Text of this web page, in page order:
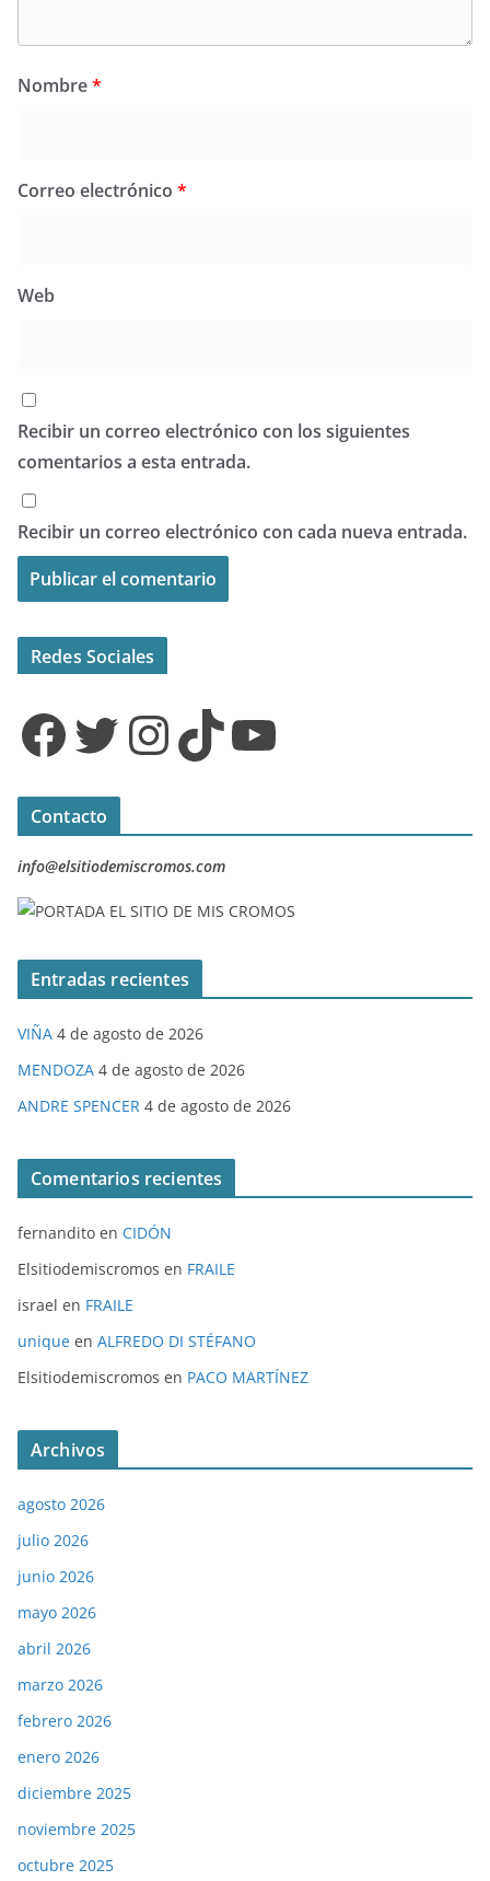
Nombre*
Correo electrónico *
Web
Recibir un correo electrónico con los siguientes
comentarios a esta entrada.
Recibir un correo electrónico con cada nueva entrada.
Redes Sociales
Facebook Twitter InstagramTikTok YouTube
Contacto
info@elsitiodemiscromos.com
Entradas recientes
VIÑA 4 de agosto de 2026
MENDOZA 4 de agosto de 2026
ANDRE SPENCER 4 de agosto de 2026
Comentarios recientes
fernandito en CIDÓN
Elsitiodemiscromos en FRAILE
israel en FRAILE
unique en ALFREDO DI STÉFANO
Elsitiodemiscromos en PACO MARTÍNEZ
Archivos
agosto 2026
julio 2026
junio 2026
mayo 2026
abril 2026
marzo 2026
febrero 2026
enero 2026
diciembre 2025
noviembre 2025
octubre 2025